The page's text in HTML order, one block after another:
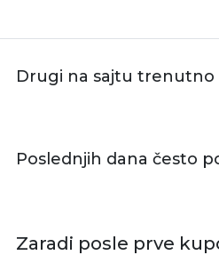
Drugi na sajtu trenutno
Poslednjih dana često
Zaradi posle prve